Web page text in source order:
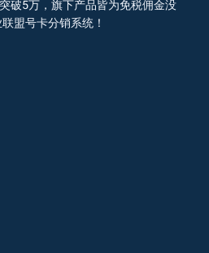
破5万，旗下产品皆为免税佣金没
盟号卡分销系统！